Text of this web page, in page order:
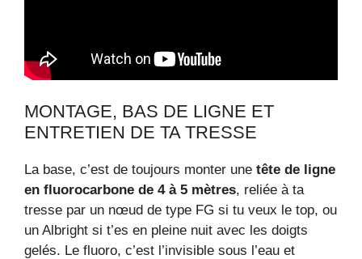
MONTAGE, BAS DE LIGNE ET
ENTRETIEN DE TA TRESSE
La base, c’est de toujours monter une tête de ligne
en fluorocarbone de 4 à 5 mètres, reliée à ta
tresse par un nœud de type FG si tu veux le top, ou
un Albright si t’es en pleine nuit avec les doigts
gelés. Le fluoro, c’est l’invisible sous l’eau et